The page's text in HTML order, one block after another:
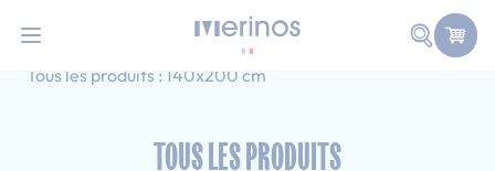
Faire
Accueil
Simple
Tous les produits : 140x200 cm
TOUS LES PRODUITS